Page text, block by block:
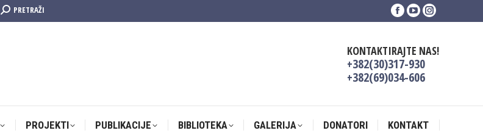
Search:PRETRAŽI
Facebook
in
new
window
YouTube
in
new
window
Instagram
in
KONTAKTIRAJTE NAS!
+382(30)317-930
+382(69)034-606
PROJEKTI PUBLIKACIJE BIBLIOTEKA GALERIJA DONATORI KONTAKT
PROJEKTI PUBLIKACIJE BIBLIOTEKA GALERIJA DONATORI KONTAKT